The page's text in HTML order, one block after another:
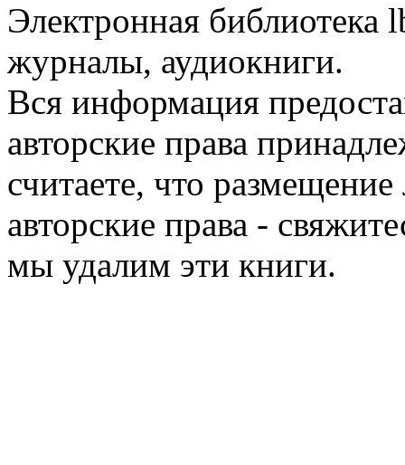
Электронная библиотека
журналы, аудиокниги.
Вся информация
авторские права
считаете, что
авторские права -
мы удалим эти книги.